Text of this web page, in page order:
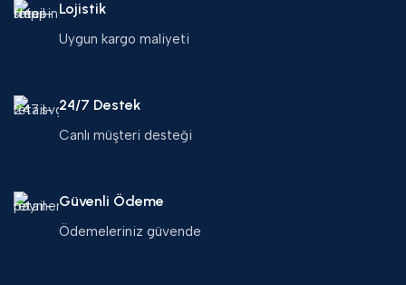
Lojistik
Uygun kargo maliyeti
24/7 Destek
Canlı müşteri desteği
Güvenli Ödeme
Ödemeleriniz güvende